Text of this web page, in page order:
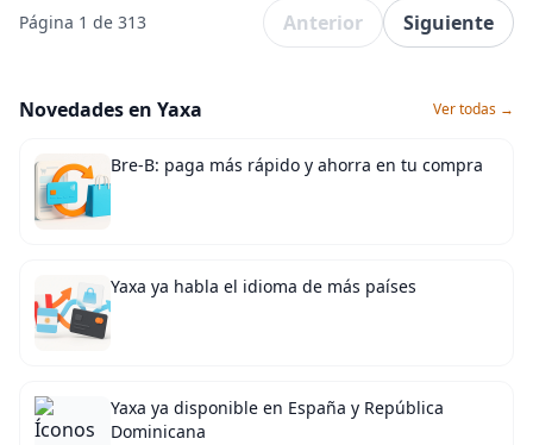
Página 1 de 313 Anterior Siguiente
Novedades en Yaxa Ver todas →
Bre-B: paga más rápido y ahorra en tu compra
Yaxa ya habla el idioma de más países
Yaxa ya disponible en España y República
Dominicana